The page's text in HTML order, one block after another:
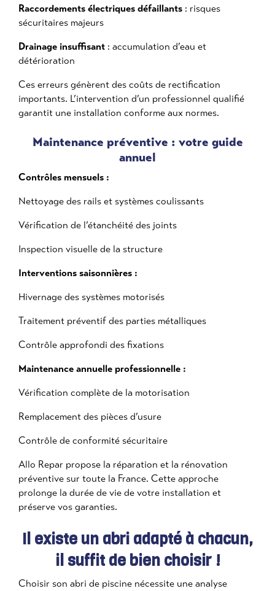
Raccordements électriques défaillants : risques
sécuritaires majeurs
Drainage insuffisant : accumulation d’eau et
détérioration
Ces erreurs génèrent des coûts de rectification
importants. L’intervention d’un professionnel qualifié
garantit une installation conforme aux normes.
Maintenance préventive : votre guide
annuel
Contrôles mensuels :
Nettoyage des rails et systèmes coulissants
Vérification de l’étanchéité des joints
Inspection visuelle de la structure
Interventions saisonnières :
Hivernage des systèmes motorisés
Traitement préventif des parties métalliques
Contrôle approfondi des fixations
Maintenance annuelle professionnelle :
Vérification complète de la motorisation
Remplacement des pièces d’usure
Contrôle de conformité sécuritaire
Allo Repar propose la réparation et la rénovation
préventive sur toute la France. Cette approche
prolonge la durée de vie de votre installation et
préserve vos garanties.
Il existe un abri adapté à chacun,
il suffit de bien choisir !
Choisir son abri de piscine nécessite une analyse